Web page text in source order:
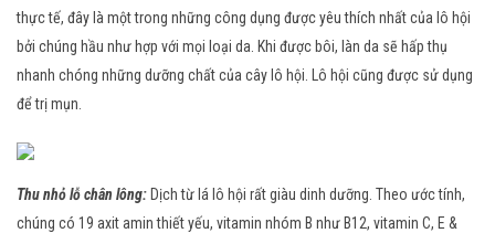
thực tế, đây là một trong những công dụng được yêu thích nhất của lô hội
bởi chúng hầu như hợp với mọi loại da. Khi được bôi, làn da sẽ hấp thụ
nhanh chóng những dưỡng chất của cây lô hội. Lô hội cũng được sử dụng
để trị mụn.
Thu nhỏ lỗ chân lông: Dịch từ lá lô hội rất giàu dinh dưỡng. Theo ước tính,
chúng có 19 axit amin thiết yếu, vitamin nhóm B như B12, vitamin C, E &